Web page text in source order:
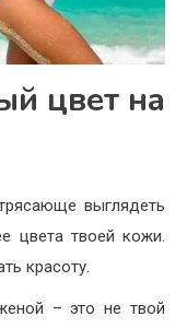
цвет на
выглядеть
цвета твоей кожи.
красоту.
– это не твой